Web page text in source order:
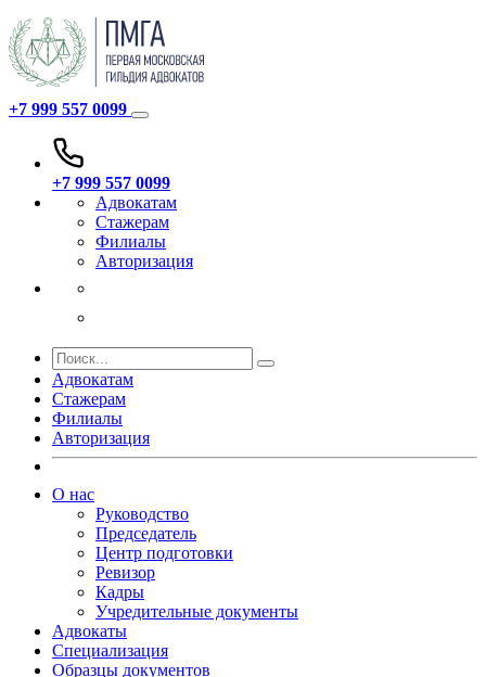
+7 999 557 0099
+7 999 557 0099
Адвокатам
Стажерам
Филиалы
Авторизация
Адвокатам
Стажерам
Филиалы
Авторизация
О нас
Руководство
Председатель
Центр подготовки
Ревизор
Кадры
Учредительные документы
Адвокаты
Специализация
Образцы документов